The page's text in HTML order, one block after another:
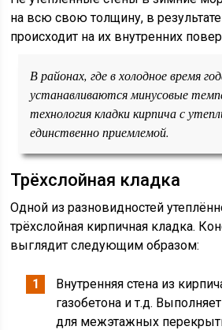
на всю свою толщину, в
происходит на их внутренних
В районах, где в холодное время
устанавливаются минусовые
технология кладки кирпича с
единственно приемлемой.
Трёхслойная кладка
Одной из разновидностей
трёхслойная кирпичная кладка.
выглядит следующим образом:
Внутренняя стена из
газобетона и т.д.
для межэтажных